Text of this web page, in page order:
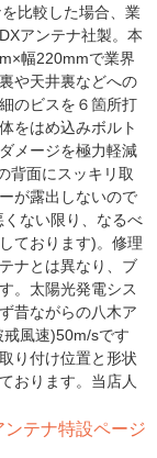
比較した場合、業
アンテナ社製。本
幅220mmで業界
や天井裏などへの
のビスを６箇所打
をはめ込みボルト
メージを極力軽減
背面にスッキリ取
が露出しないので
ない限り、なるべ
ております)。修理
ナとは異なり、ブ
。太陽光発電シス
昔ながらの八木ア
風速)50m/sです
り付け位置と形状
おります。当店人
ンテナ特設ページ